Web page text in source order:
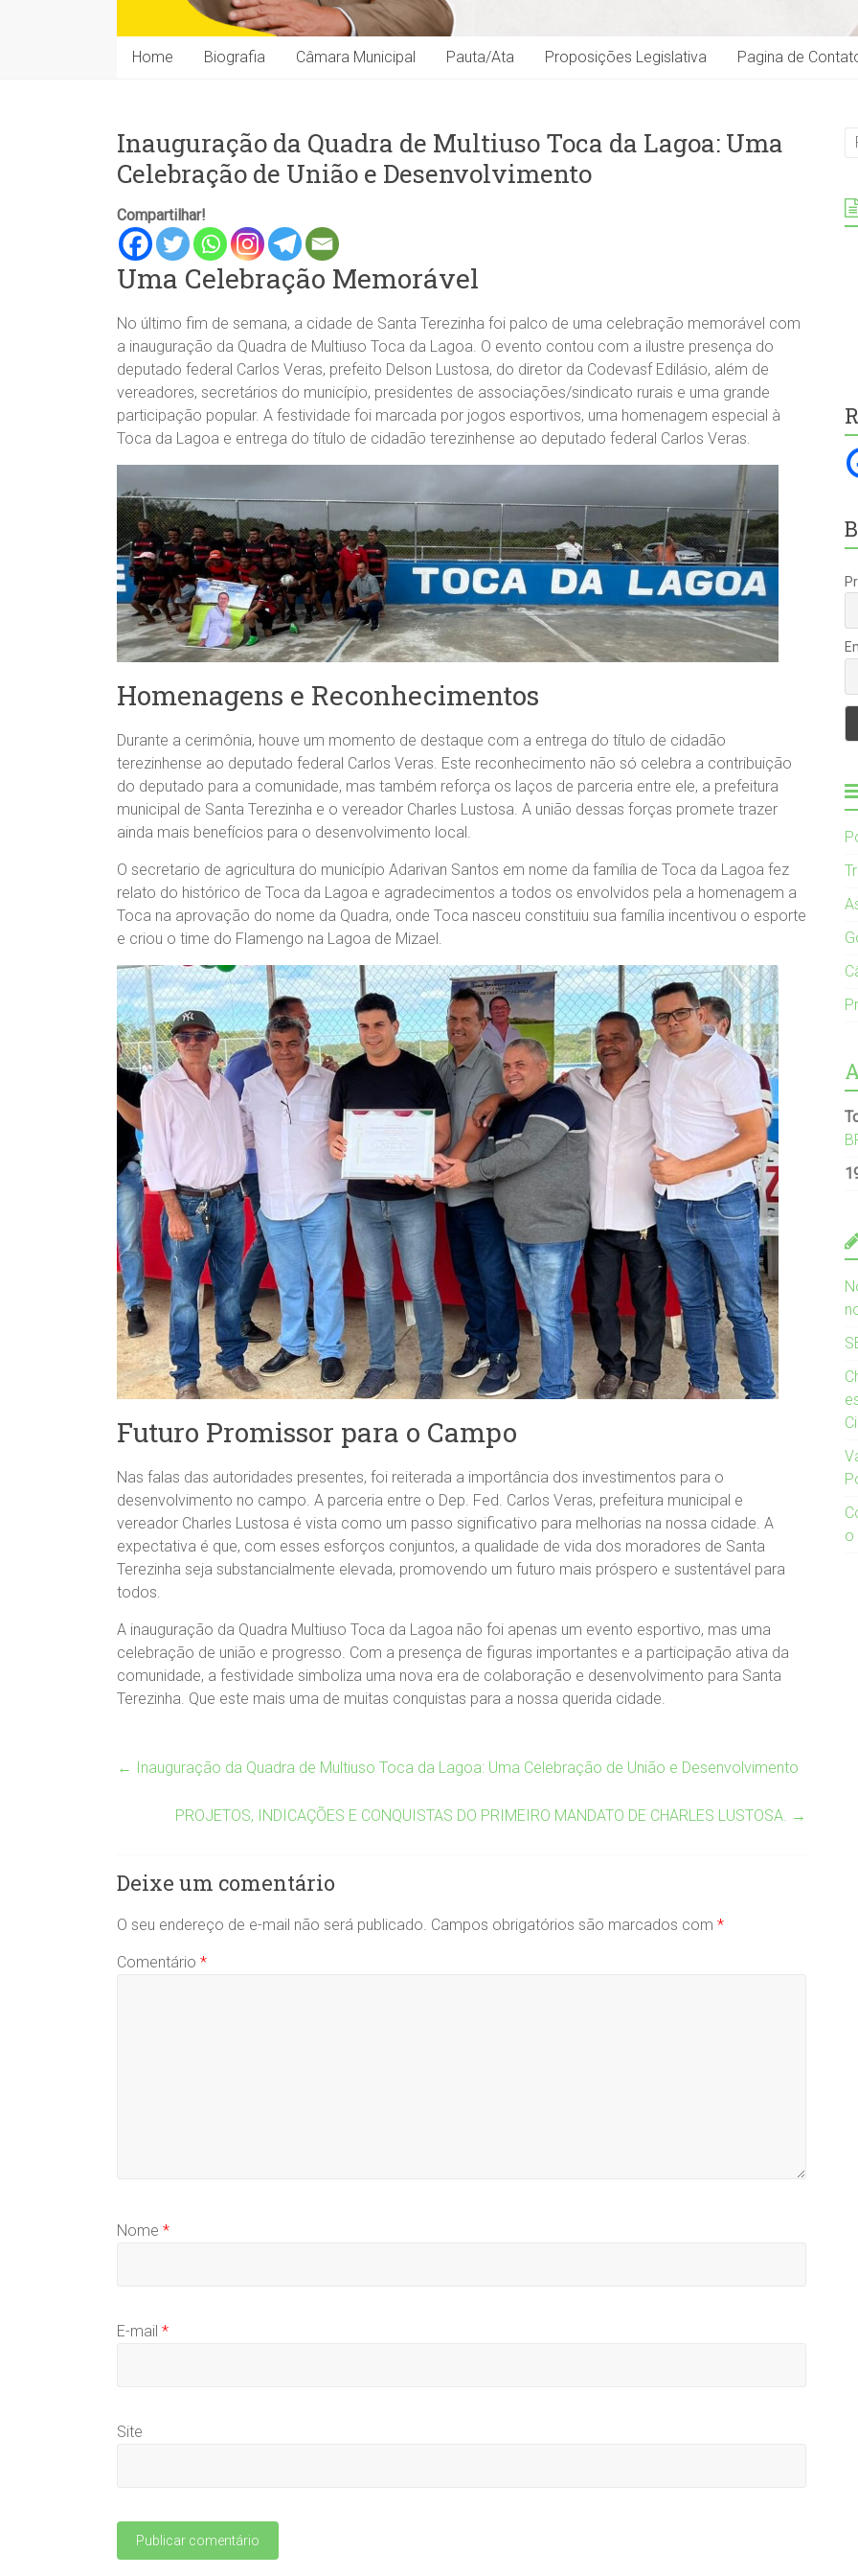
Home Biografia Câmara Municipal Pauta/Ata Proposições Legislativa Pagina de
Inauguração da Quadra de Multiuso Toca da Lagoa: Uma
Celebração de União e Desenvolvimento
Compartilhar!
Uma Celebração Memorável
No último fim de semana, a cidade de Santa Terezinha foi palco de uma celebração memorável com
a inauguração da Quadra de Multiuso Toca da Lagoa. O evento contou com a ilustre presença do
deputado federal Carlos Veras, prefeito Delson Lustosa, do diretor da Codevasf Edilásio, além de
vereadores, secretários do município, presidentes de associações/sindicato rurais e uma grande
participação popular. A festividade foi marcada por jogos esportivos, uma homenagem especial à
Toca da Lagoa e entrega do título de cidadão terezinhense ao deputado federal Carlos Veras.
Homenagens e Reconhecimentos
Durante a cerimônia, houve um momento de destaque com a entrega do título de cidadão
terezinhense ao deputado federal Carlos Veras. Este reconhecimento não só celebra a contribuição
do deputado para a comunidade, mas também reforça os laços de parceria entre ele, a prefeitura
municipal de Santa Terezinha e o vereador Charles Lustosa. A união dessas forças promete trazer
ainda mais benefícios para o desenvolvimento local.
O secretario de agricultura do município Adarivan Santos em nome da família de Toca da Lagoa fez
relato do histórico de Toca da Lagoa e agradecimentos a todos os envolvidos pela a homenagem a
Toca na aprovação do nome da Quadra, onde Toca nasceu constituiu sua família incentivou o esporte
e criou o time do Flamengo na Lagoa de Mizael.
Futuro Promissor para o Campo
Nas falas das autoridades presentes, foi reiterada a importância dos investimentos para o
desenvolvimento no campo. A parceria entre o Dep. Fed. Carlos Veras, prefeitura municipal e
vereador Charles Lustosa é vista como um passo significativo para melhorias na nossa cidade. A
expectativa é que, com esses esforços conjuntos, a qualidade de vida dos moradores de Santa
Terezinha seja substancialmente elevada, promovendo um futuro mais próspero e sustentável para
todos.
A inauguração da Quadra Multiuso Toca da Lagoa não foi apenas um evento esportivo, mas uma
celebração de união e progresso. Com a presença de figuras importantes e a participação ativa da
comunidade, a festividade simboliza uma nova era de colaboração e desenvolvimento para Santa
Terezinha. Que este mais uma de muitas conquistas para a nossa querida cidade.
← Inauguração da Quadra de Multiuso Toca da Lagoa: Uma Celebração de União e Desenvolvimento
PROJETOS, INDICAÇÕES E CONQUISTAS DO PRIMEIRO MANDATO DE CHARLES LUSTOSA. →
Deixe um comentário
O seu endereço de e-mail não será publicado. Campos obrigatórios são marcados com *
Comentário *
Nome *
E-mail *
Site
o